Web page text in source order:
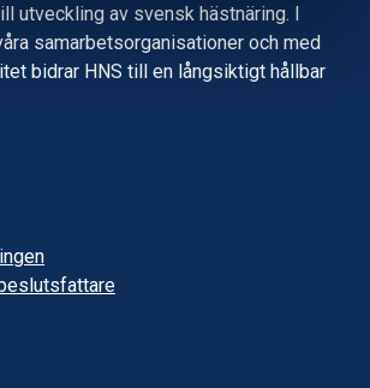
utveckling av svensk hästnäring. I
samarbetsorganisationer och med
bidrar HNS till en långsiktigt hållbar